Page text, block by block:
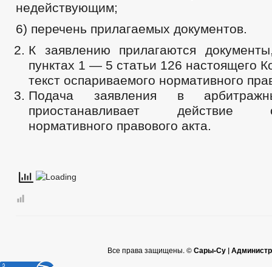
недействующим;
6) перечень прилагаемых документов.
К заявлению прилагаются
пунктах 1 — 5 статьи 126 настоящего
текст оспариваемого нормативного
Подача заявления в
приостанавливает действие
нормативного правового акта.
Все права защищены. ©Сары-Су |